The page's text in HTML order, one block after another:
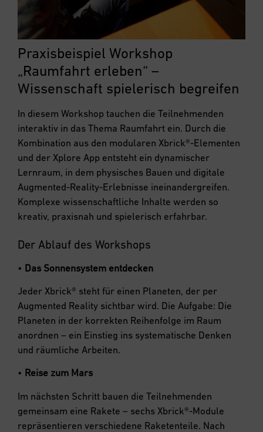
Praxisbeispiel Workshop
„Raumfahrt erleben“ –
Wissenschaft spielerisch begreifen
In diesem Workshop tauchen die Teilnehmenden
interaktiv in das Thema Raumfahrt ein. Durch die
Kombination aus den modularen Xbrick®-Elementen
und der Xplore App entsteht ein dynamischer
Lernraum, in dem physisches Bauen und digitale
Augmented-Reality-Erlebnisse ineinandergreifen.
Komplexe wissenschaftliche Inhalte werden so
kreativ, praxisnah und spielerisch erfahrbar.
Der Ablauf des Workshops
• Das Sonnensystem entdecken
Jeder Xbrick® steht für einen Planeten, der per
Augmented Reality sichtbar wird. Die Aufgabe: Die
Planeten in der korrekten Reihenfolge im Raum
anordnen – ein Einstieg ins systematische Denken
und räumliche Arbeiten.
• Reise zum Mars
Im nächsten Schritt bauen die Teilnehmenden
gemeinsam eine Rakete – sechs Xbrick®-Module
repräsentieren verschiedene Raketenteile. Nach